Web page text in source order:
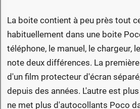
La boite contient à peu près tout
habituellement dans une boite
téléphone, le manuel, le chargeur,
note deux différences. La
d'un film protecteur d'écran
depuis des années. L'autre est
ne met plus d'autocollants Poco